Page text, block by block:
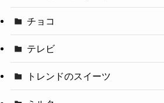
チョコ
テレビ
トレンドのスイーツ